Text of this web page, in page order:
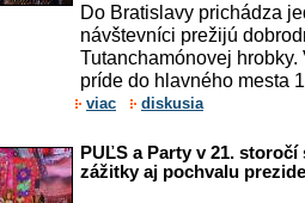
Do Bratislavy prichádza
návštevníci prežijú
Tutanchamónovej
príde do hlavného mesta
viac diskusia
PUĽS a Party v 21.
zážitky aj pochvalu